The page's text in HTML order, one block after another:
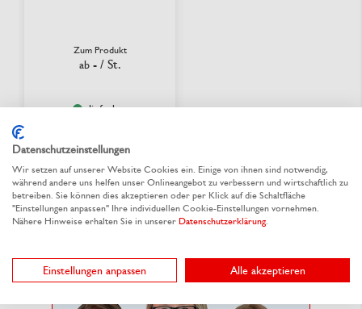
Zum Produkt
ab- / St.
lieferbar
Datenschutzeinstellungen
Wir setzen auf unserer Website Cookies ein. Einige von ihnen sind notwendig,
während andere uns helfen unser Onlineangebot zu verbessern und wirtschaftlich zu
betreiben. Sie können dies akzeptieren oder per Klick auf die Schaltfläche
"Einstellungen anpassen" Ihre individuellen Cookie-Einstellungen vornehmen.
Nähere Hinweise erhalten Sie in unserer Datenschutzerklärung.
Einstellungen anpassen Alle akzeptieren